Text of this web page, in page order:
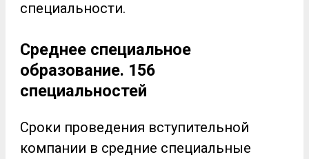
специальности.
Среднее специальное
образование. 156
специальностей
Сроки проведения вступительной
компании в средние специальные